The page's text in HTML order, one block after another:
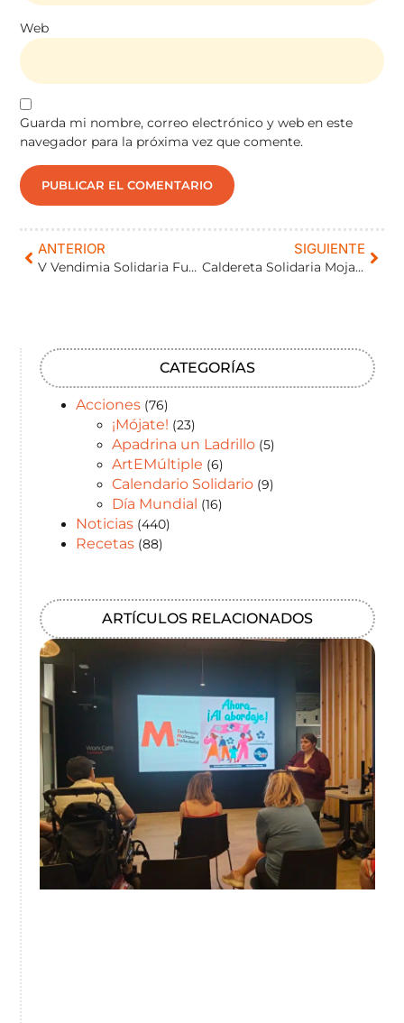
Web
Guarda mi nombre, correo electrónico y web en este
navegador para la próxima vez que comente.
ANTERIOR
V Vendimia Solidaria Fundación Carlos Moro de Matarromera.
SIGUIENTE
Caldereta Solidaria Mojados
CATEGORÍAS
Acciones (76)
¡Mójate! (23)
Apadrina un Ladrillo (5)
ArtEMúltiple (6)
Calendario Solidario (9)
Día Mundial (16)
Noticias (440)
Recetas (88)
ARTÍCULOS RELACIONADOS